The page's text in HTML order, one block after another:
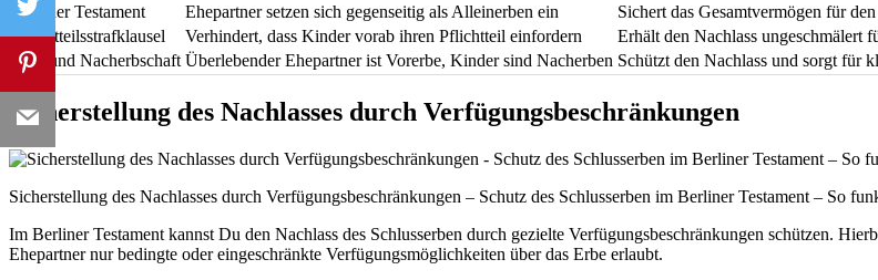
Berliner Testament
Ehepartner setzen sich gegenseitig als Alleinerben ein
Sichert das Gesamtvermögen für
Pflichtteilsstrafklausel
Verhindert, dass Kinder vorab ihren Pflichtteil einfordern
Erhält den Nachlass ungeschmälert
Vor- und Nacherbschaft Überlebender Ehepartner ist Vorerbe, Kinder sind Nacherben Schützt den Nachlass und sorgt für
Sicherstellung des Nachlasses durch Verfügungsbeschränkungen
Sicherstellung des Nachlasses durch Verfügungsbeschränkungen – Schutz des Schlusserben im Berliner Testament – So
Im Berliner Testament kannst Du den Nachlass des Schlusserben durch gezielte Verfügungsbeschränkungen schützen.
Ehepartner nur bedingte oder eingeschränkte Verfügungsmöglichkeiten über das Erbe erlaubt.